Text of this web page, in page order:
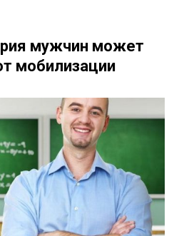
мужчин может
мобилизации